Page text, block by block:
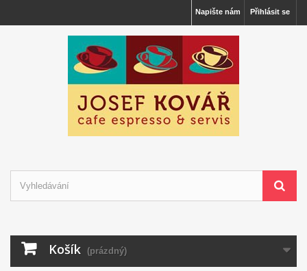
Přihlásit se
Napište nám
Košík (prázdný)